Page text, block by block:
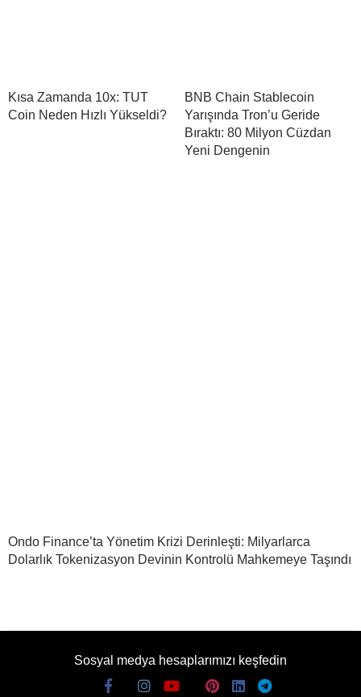
Kısa Zamanda 10x: TUT
Coin Neden Hızlı Yükseldi?
BNB Chain Stablecoin
Yarışında Tron’u Geride
Bıraktı: 80 Milyon Cüzdan
Yeni Dengenin
Ondo Finance’ta Yönetim Krizi Derinleşti: Milyarlarca
Dolarlık Tokenizasyon Devinin Kontrolü Mahkemeye Taşındı
Sosyal medya hesaplarımızı keşfedin